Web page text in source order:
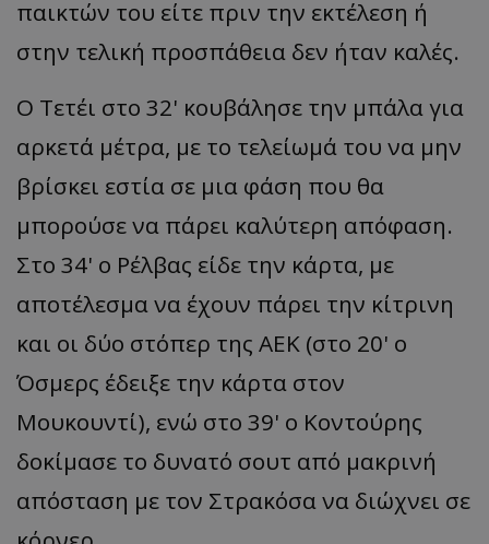
παικτών του είτε πριν την εκτέλεση ή
στην τελική προσπάθεια δεν ήταν καλές.
Ο Τετέι στο 32' κουβάλησε την μπάλα για
αρκετά μέτρα, με το τελείωμά του να μην
βρίσκει εστία σε μια φάση που θα
μπορούσε να πάρει καλύτερη απόφαση.
Στο 34' ο Ρέλβας είδε την κάρτα, με
αποτέλεσμα να έχουν πάρει την κίτρινη
και οι δύο στόπερ της ΑΕΚ (στο 20' ο
Όσμερς έδειξε την κάρτα στον
Μουκουντί), ενώ στο 39' ο Κοντούρης
δοκίμασε το δυνατό σουτ από μακρινή
απόσταση με τον Στρακόσα να διώχνει σε